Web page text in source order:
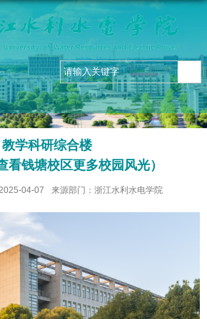
教学科研综合楼
看钱塘校区更多校园风光）
04-07 来源部门：浙江水利水电学院